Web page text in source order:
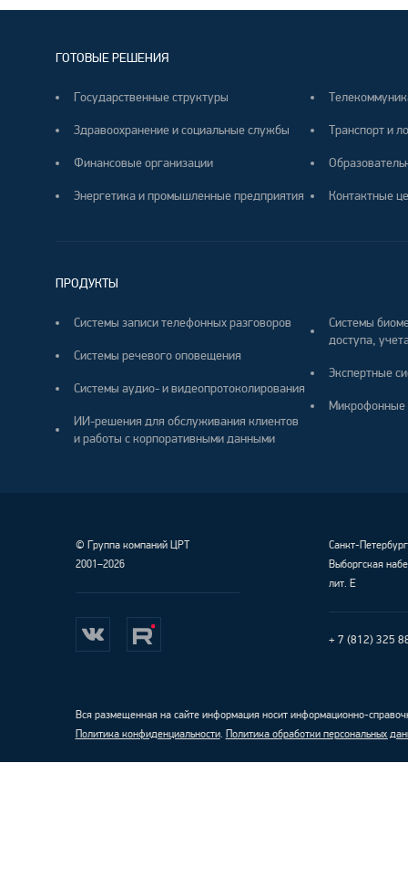
ГОТОВЫЕ РЕШЕНИЯ
Государственные структуры
Здравоохранение и социальные службы
Финансовые организации
Энергетика и промышленные предприятия
Транспорт и
Контактные
ПРОДУКТЫ
Системы записи телефонных разговоров
Системы речевого оповещения
Системы аудио- и видеопротоколирования
ИИ-решения для обслуживания клиентов
и работы с корпоративными данными
Системы
доступа,
Экспертные
Микрофонные
© Группа компаний ЦРТ
2001–2026
Санкт-Петербург
Выборгская
лит. Е
+ 7 (812) 325
Вся размещенная на сайте информация носит информационно-
Политика конфиденциальности. Политика обработки персональных